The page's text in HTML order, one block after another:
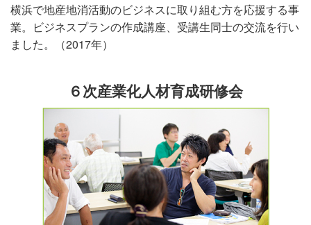
横浜で地産地消活動のビジネスに取り組む方を応援する事
業。ビジネスプランの作成講座、受講生同士の交流を行い
ました。（2017年）
６次産業化人材育成研修会